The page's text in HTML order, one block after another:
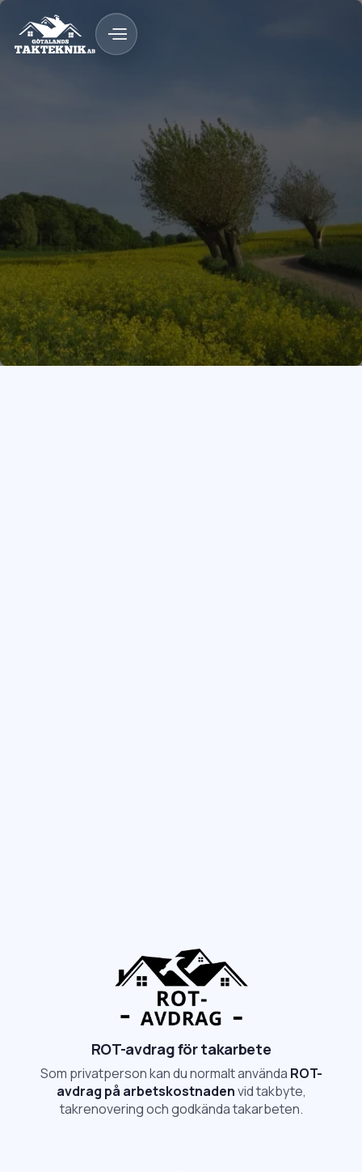
Kostnadsfri Offert
Kostnadsfri offert
Tak med lång livslängd
Rådgivning på plats
Trygg process
ROT-avdrag för takarbete
Som privatperson kan du normalt använda ROT-
avdrag på arbetskostnadenvid takbyte,
takrenovering och godkända takarbeten.